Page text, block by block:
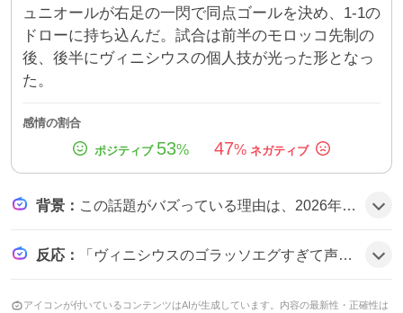
ュニオールが右足の一閃で同点ゴールを決め、1-1の
ドローに持ち込んだ。試合は前半のモロッコ先制の
後、後半にヴィニシウスの個人技が光った形となっ
た。
感情の割合
53% 47%
背景 ： この話題がバズっている理由は、2026年開催のFIFAワールドカップという世界的な舞台で、ブラジル代表の若手エース・ヴィニシウス・ジュニオールが見事な右足一閃で同点ゴールを決めたことが大きく注目されたためで、サッカーファンの期待感が高まった可能性がある。
反応 ： 「ヴィニシウスのゴラッソエグすぎて声出た😂」「ヴィニシウスの右足一閃が話題に」「同点ゴールでドロー決着、テンション上がった」など、ユーザーはヴィニシウスのプレーを称賛しつつ、試合のドロー展開に興奮する雰囲気だ。
アイコンが付いているコンテンツはAIが生成しています。内容の最新性・正確性は